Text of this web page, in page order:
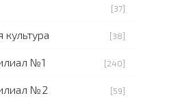
[37]
культура [38]
№1 [240]
№2 [59]